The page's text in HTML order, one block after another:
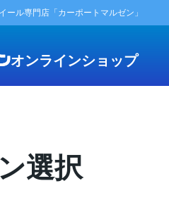
ール専門店「カーポートマルゼン」
オンラインショップ
選択